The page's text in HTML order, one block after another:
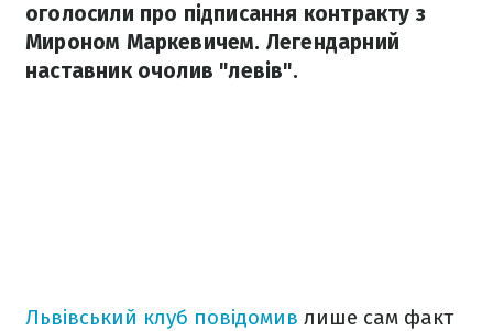
оголосили про підписання контракту з
Мироном Маркевичем. Легендарний
наставник очолив "левів".
Львівський клуб повідомив лише сам факт